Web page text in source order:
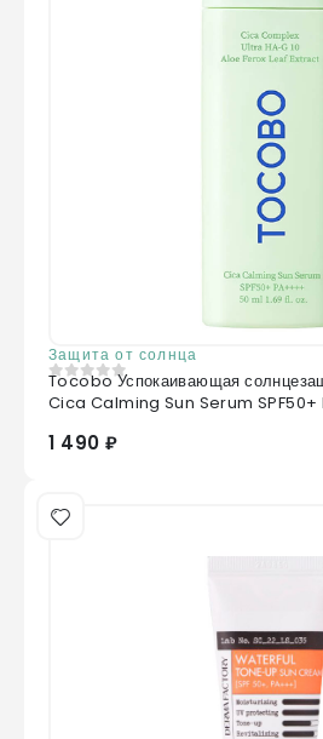
Защита от солнца
0 из 5
Tocobo Успокаивающая
Cica Calming Sun Serum SPF50+
1 490 ₽